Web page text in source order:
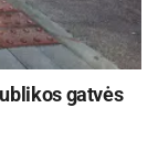
gatvės